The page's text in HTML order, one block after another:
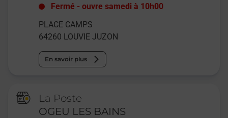
Fermé -ouvre samedi à 10h00
PLACE CAMPS
64260 LOUVIE JUZON
En savoir plus
La Poste
OGEU LES BAINS